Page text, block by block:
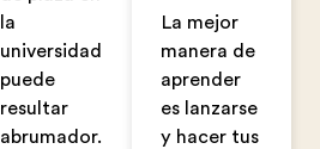
la
universidad
puede
resultar
abrumador.
La mejor
manera de
aprender
es lanzarse
y hacer tus